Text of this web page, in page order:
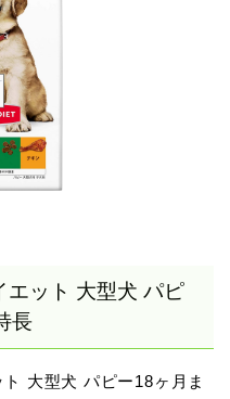
エット 大型犬 パピ
長
大型犬 パピー18ヶ月ま